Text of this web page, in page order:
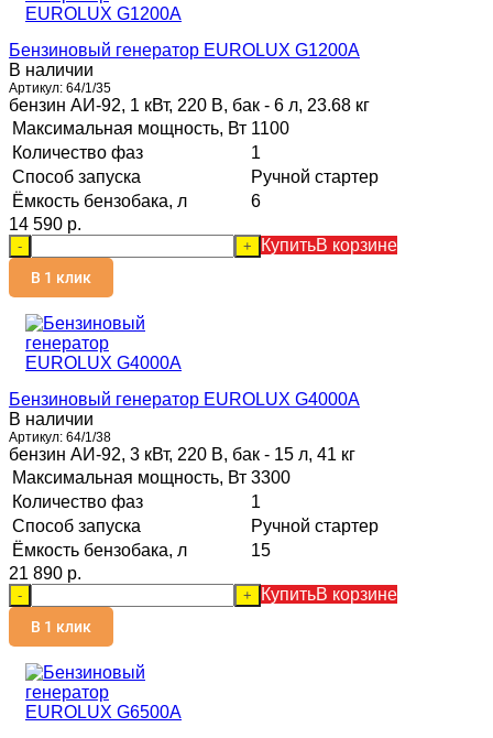
Бензиновый генератор EUROLUX G1200A
В наличии
Артикул: 64/1/35
бензин АИ-92, 1 кВт, 220 В, бак - 6 л, 23.68 кг
Максимальная мощность, Вт 1100
Количество фаз
1
Способ запуска
Ручной стартер
Ёмкость бензобака, л
6
14 590 p.
- + КупитьВ корзине
В 1 клик
Бензиновый генератор EUROLUX G4000A
В наличии
Артикул: 64/1/38
бензин АИ-92, 3 кВт, 220 В, бак - 15 л, 41 кг
Максимальная мощность, Вт 3300
Количество фаз
1
Способ запуска
Ручной стартер
Ёмкость бензобака, л
15
21 890 p.
- + КупитьВ корзине
В 1 клик